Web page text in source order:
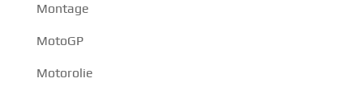
Montage
MotoGP
Motorolie